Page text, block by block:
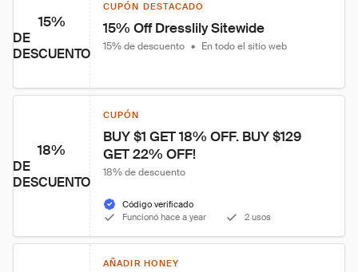
15%
DE
DESCUENTO
CUPÓN DESTACADO
15% Off Dresslily Sitewide
15% de descuento • En todo el sitio web
18%
DE
DESCUENTO
CUPÓN
BUY $1 GET 18% OFF. BUY $129
GET 22% OFF!
18% de descuento
Código verificado
Funcionó hace a year
2 usos
AÑADIR HONEY